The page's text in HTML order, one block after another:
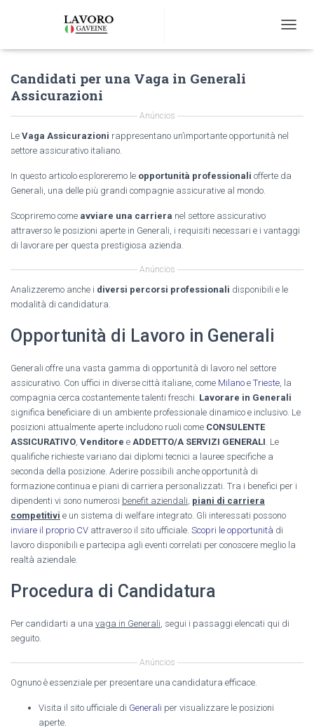
O
N
A
N
Candidati per una Vaga in Generali
Assicurazioni
Anúncios
Le Vaga Assicurazioni rappresentano un’importante opportunità nel
settore assicurativo italiano.
In questo articolo esploreremo le opportunità professionali offerte da
Generali, una delle più grandi compagnie assicurative al mondo.
Scopriremo come avviare una carriera nel settore assicurativo
attraverso le posizioni aperte in Generali, i requisiti necessari e i vantaggi
di lavorare per questa prestigiosa azienda.
Anúncios
Analizzeremo anche i diversi percorsi professionali disponibili e le
modalità di candidatura.
Opportunità di Lavoro in Generali
Generali offre una vasta gamma di opportunità di lavoro nel settore
assicurativo. Con uffici in diverse città italiane, come Milano e Trieste , la
compagnia cerca costantemente talenti freschi. Lavorare in Generali
significa beneficiare di un ambiente professionale dinamico e inclusivo. Le
posizioni attualmente aperte includono ruoli come CONSULENTE
ASSICURATIVO Venditore e ADDETTO/A SERVIZI GENERALI . Le
qualifiche richieste variano dai diplomi tecnici a lauree specifiche a
seconda della posizione. Aderire possibili anche opportunità di
formazione continua e piani di carriera personalizzati. Tra i benefici per i
dipendenti vi sono numerosi benefit aziendali piani di carriera
competitivi e un sistema di welfare integrato. Gli interessati possono
inviare il proprio CV attraverso il sito ufficiale. Scopri le opportunità di
lavoro disponibili e partecipa agli eventi correlati per conoscere meglio la
realtà aziendale.
Procedura di Candidatura
Per candidarti a una vaga in Generali , segui i passaggi elencati qui di
seguito.
Anúncios
Ognuno è essenziale per presentare una candidatura efficace.
Visita il sito ufficiale di Generali per visualizzare le posizioni
aperte.